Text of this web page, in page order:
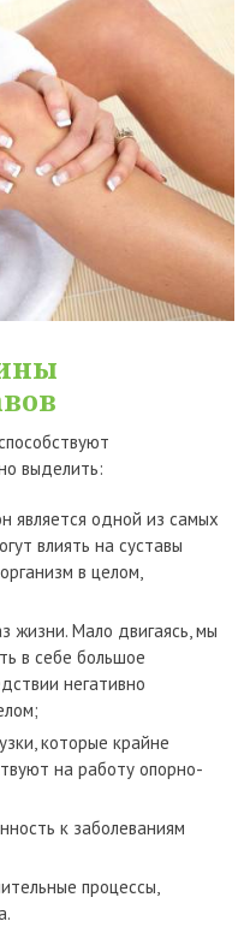
выделить:
является одной из самых
влиять на суставы
в целом,
жизни. Мало двигаясь, мы
в себе большое
негативно
которые крайне
на работу опорно-
к заболеваниям
процессы,